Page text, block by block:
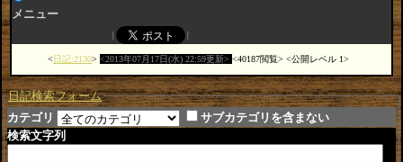
メニュー
日記:2130 2013年07月17日(水) 22:59更新 40187閲覧 公開レベル 1
日記検索フォーム
カテゴリ
サブカテゴリを含まない
検索文字列